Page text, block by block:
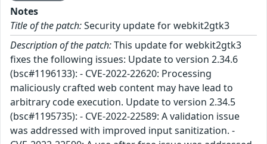
Notes
Title of the patch:Security update for webkit2gtk3
Description of the patch:This update for webkit2gtk3
fixes the following issues: Update to version 2.34.6
(bsc#1196133): - CVE-2022-22620: Processing
maliciously crafted web content may have lead to
arbitrary code execution. Update to version 2.34.5
(bsc#1195735): - CVE-2022-22589: A validation issue
was addressed with improved input sanitization. -